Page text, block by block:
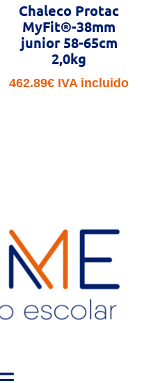
Chaleco Protac
MyFit®-38mm
junior 58-65cm
2,0kg
462.89€ IVA incluido